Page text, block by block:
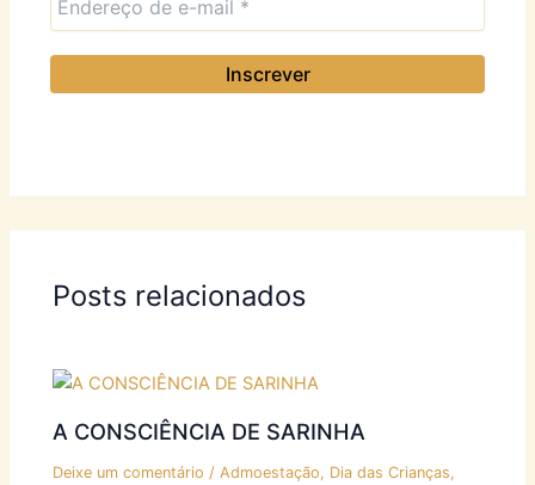
Posts relacionados
A CONSCIÊNCIA DE SARINHA
Deixe um comentário /Admoestação, Dia das Crianças,